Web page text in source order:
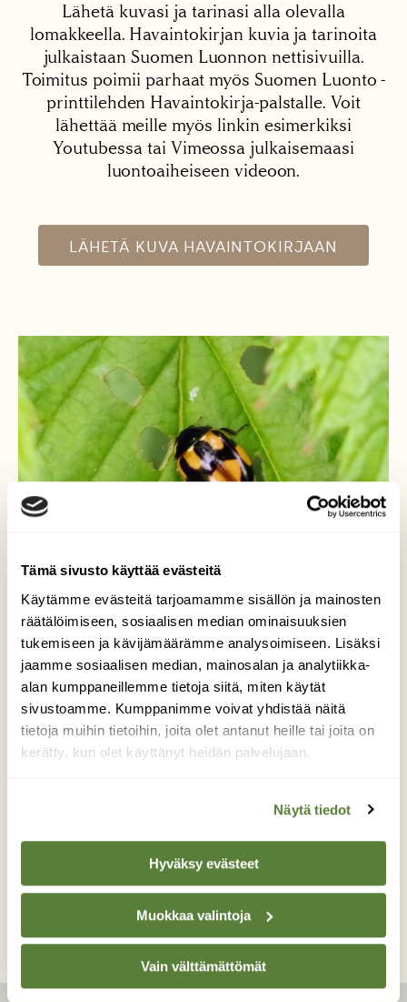
Tämä sivusto käyttää evästeitä
Käytämme evästeitä tarjoamamme sisällön ja mainosten
räätälöimiseen, sosiaalisen median ominaisuuksien
tukemiseen ja kävijämäärämme analysoimiseen. Lisäksi
jaamme sosiaalisen median, mainosalan ja analytiikka-
alan kumppaneillemme tietoja siitä, miten käytät
sivustoamme. Kumppanimme voivat yhdistää näitä
tietoja muihin tietoihin, joita olet antanut heille tai joita on
kerätty, kun olet käyttänyt heidän palvelujaan.
Näytä tiedot
Hyväksy evästeet
Muokkaa valintoja
Vain välttämättömät
Lähetä kuvasi ja tarinasi alla olevalla
lomakkeella. Havaintokirjan kuvia ja tarinoita
julkaistaan Suomen Luonnon nettisivuilla.
Toimitus poimii parhaat myös Suomen Luonto -
printtilehden Havaintokirja-palstalle. Voit
lähettää meille myös linkin esimerkiksi
Youtubessa tai Vimeossa julkaisemaasi
luontoaiheiseen videoon.
LÄHETÄ KUVA HAVAINTOKIRJAAN
Ruutupirkko
Tämä kuoriainen tepasteli mesiangervolla.
Valokuvaaja: Tarja Naukkarinen, Savitaipale
TAKAISIN LISTAAN